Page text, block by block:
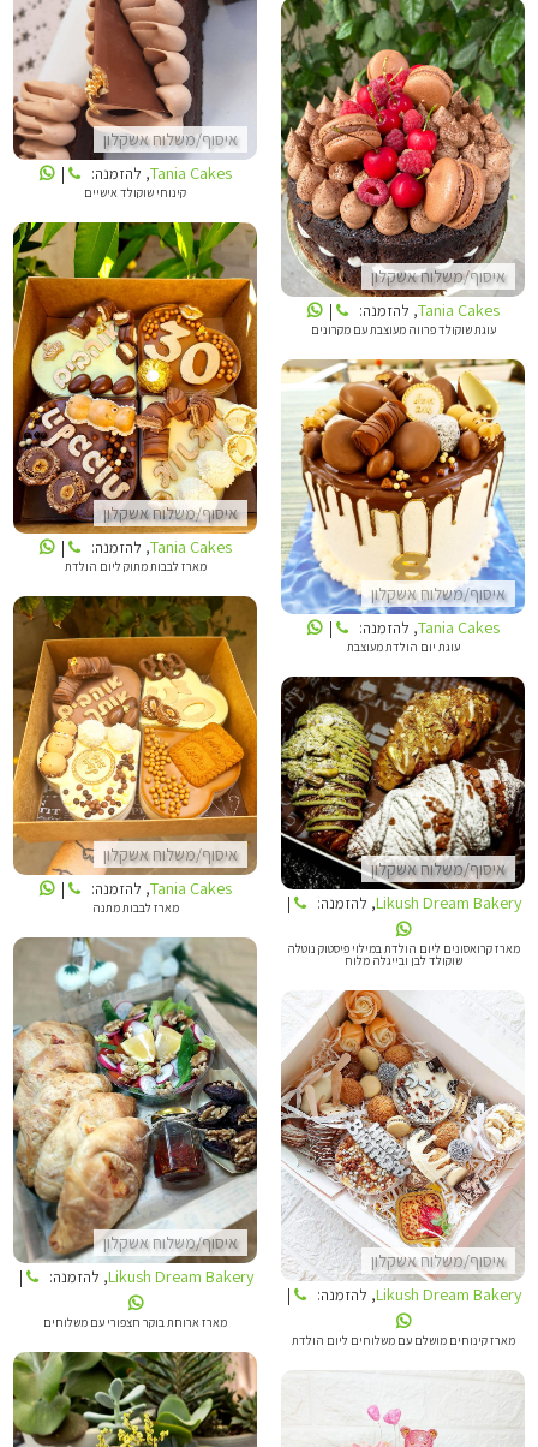
איסוף/משלוח אשקלון
TANIA CAKES
Tania Cakes, להזמנה: |
קינוחי שוקולד אישיים
איסוף/משלוח אשקלון
TANIA CAKES
Tania Cakes, להזמנה: |
עוגת שוקולד פרווה מעוצבת עם מקרונים
איסוף/משלוח אשקלון
TANIA CAKES
Tania Cakes, להזמנה: |
מארז לבבות מתוק ליום הולדת
איסוף/משלוח אשקלון
TANIA CAKES
Tania Cakes, להזמנה: |
עוגת יום הולדת מעוצבת
איסוף/משלוח אשקלון
TANIA CAKES
Tania Cakes, להזמנה: |
מארז לבבות מתנה
איסוף/משלוח אשקלון
LIKUSH DREAM BAKERY
Likush Dream Bakery, להזמנה: |
מארז קרואסונים ליום הולדת במילוי פיסטוק נוטלה
שוקולד לבן ובייגלה מלוח
איסוף/משלוח אשקלון
LIKUSH DREAM BAKERY
Likush Dream Bakery, להזמנה: |
מארז ארוחת בוקר חצפורי עם משלוחים
איסוף/משלוח אשקלון
LIKUSH DREAM BAKERY
Likush Dream Bakery, להזמנה: |
מארז קינוחים מושלם עם משלוחים ליום הולדת